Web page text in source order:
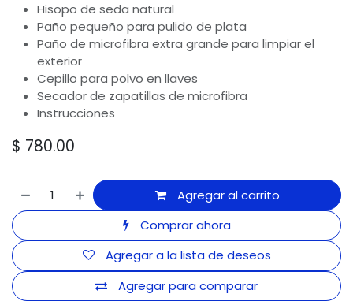
Hisopo de seda natural
Paño pequeño para pulido de plata
Paño de microfibra extra grande para limpiar el
exterior
Cepillo para polvo en llaves
Secador de zapatillas de microfibra
Instrucciones
$ 780.00
Agregar al carrito
Comprar ahora
Agregar para comparar
Agregar a la lista de deseos